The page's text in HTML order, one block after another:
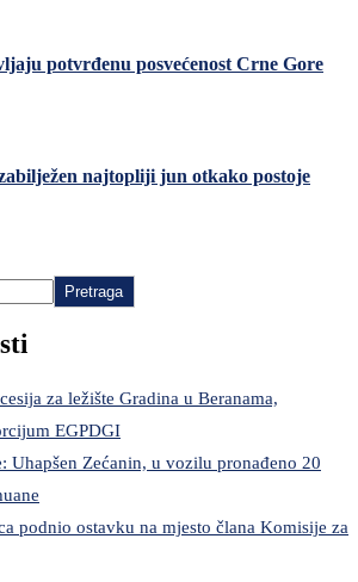
potvrđenu posvećenost Crne Gore
najtopliji jun otkako postoje
Pretraga
za ležište Gradina u Beranama,
EGPDGI
Uhapšen Zećanin, u vozilu pronađeno 20
podnio ostavku na mjesto člana Komisije za